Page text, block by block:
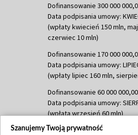
Dofinansowanie 300 000
Data podpisania umowy:
(wpłaty kwiecień 150 mln,
czerwiec 10 mln)
Dofinansowanie 170 000
Data podpisania umowy:
(wpłaty lipiec 160 mln,
Dofinansowanie 60 000 000,00
Data podpisania umowy:
(wpłata wrzesień 60 mln)
Dofinansowanie 635 783 051,21
Szanujemy Twoją prywatność